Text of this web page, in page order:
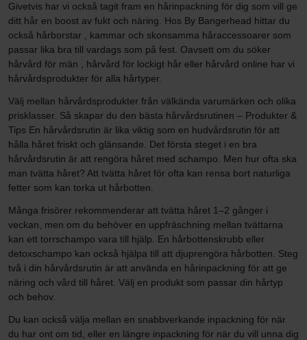
Givetvis har vi också tagit fram en hårinpackning för dig som vill ge
ditt hår en boost av fukt och näring. Hos By Bangerhead hittar du
också hårborstar , kammar och skonsamma håraccessoarer som
passar lika bra till vardags som på fest. Oavsett om du söker
hårvård för män , hårvård för lockigt hår eller hårvård online har vi
hårvårdsprodukter för alla hårtyper.
Välj mellan hårvårdsprodukter från välkända varumärken och olika
prisklasser. Så skapar du den bästa hårvårdsrutinen – Produkter &
Tips En hårvårdsrutin är lika viktig som en hudvårdsrutin för att
hålla håret friskt och glänsande. Det första steget i en bra
hårvårdsrutin är att rengöra håret med schampo. Men hur ofta ska
man tvätta håret? Att tvätta håret för ofta kan rensa bort naturliga
fetter som kan torka ut hårbotten.
Många frisörer rekommenderar att tvätta håret 1–2 gånger i
veckan, men om du behöver en uppfräschning mellan tvättarna
kan ett torrschampo vara till hjälp. En hårbottenskrubb eller
detoxschampo kan också hjälpa till att djuprengöra hårbotten. Steg
två i din hårvårdsrutin är att använda en hårinpackning för att ge
näring och vård till håret. Välj en produkt som passar din hårtyp
och behov.
Du kan också välja mellan en snabbverkande inpackning för när
du har ont om tid, eller en längre inpackning för när du vill unna dig